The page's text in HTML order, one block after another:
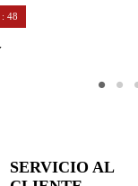
:48
SERVICIO AL